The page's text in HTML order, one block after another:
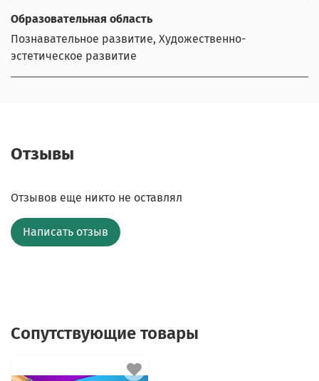
Образовательная область
Познавательное развитие, Художественно-
эстетическое развитие
Отзывы
Отзывов еще никто не оставлял
Написать отзыв
Сопутствующие товары